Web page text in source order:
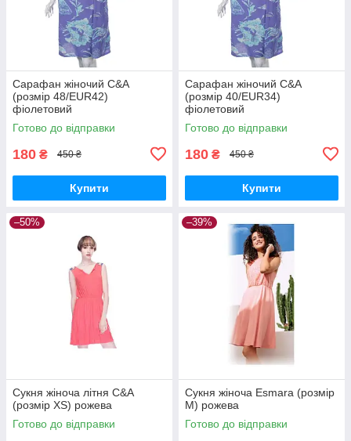
Сарафан жіночий C&A
(розмір 48/EUR42)
фіолетовий
Готово до відправки
180 ₴ 450 ₴
Купити
Сарафан жіночий C&A
(розмір 40/EUR34)
фіолетовий
Готово до відправки
180 ₴ 450 ₴
Купити
–50%
Сукня жіноча літня C&A
(розмір XS) рожева
Готово до відправки
–39%
Сукня жіноча Esmara (розмір
M) рожева
Готово до відправки